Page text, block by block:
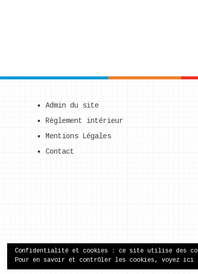
Admin du site
Règlement intérieur
Mentions Légales
Contact
Copyright © 2026.
Confidentialité et cookies : ce site utilise des
Pour en savoir et contrôler les cookies, voyez ici